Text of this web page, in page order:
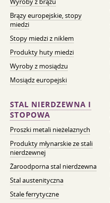
Brązy europejskie, stopy
miedzi
Stopy miedzi z niklem
Produkty huty miedzi
Wyroby z mosiądzu
Mosiądz europejski
STAL NIERDZEWNA I
STOPOWA
Proszki metali nieżelaznych
Produkty młynarskie ze stali
nierdzewnej
Żaroodporna stal nierdzewna
Stal austenityczna
Stale ferrytyczne